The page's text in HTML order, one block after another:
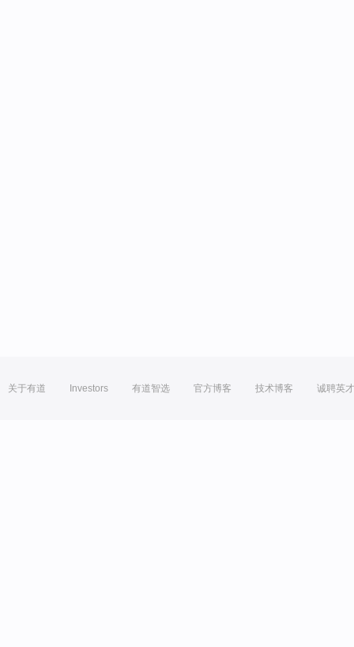
关于有道 Investors 有道智选 官方博客 技术博客 诚聘英才